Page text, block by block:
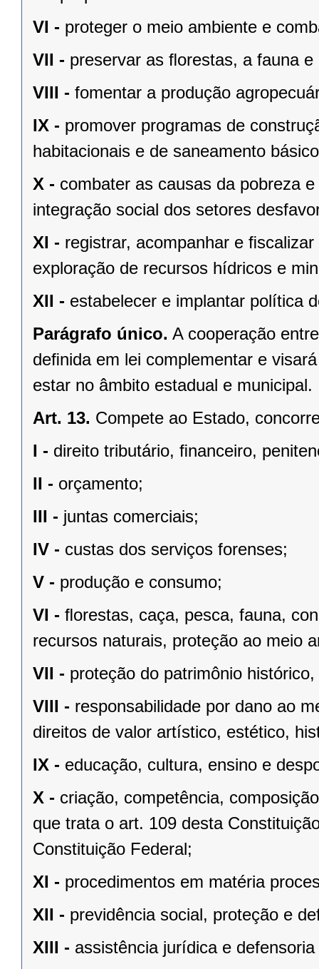
VI - proteger o meio ambiente e
VII - preservar as ﬂorestas, a fauna e
VIII - fomentar a produção
IX - promover programas de
habitacionais e de saneamento
X - combater as causas da pobreza
integração social dos setores
XI - registrar, acompanhar e
exploração de recursos hídricos e
XII - estabelecer e implantar política
Parágrafo único. A cooperação
deﬁnida em lei complementar e
estar no âmbito estadual e municipal.
Art. 13. Compete ao Estado,
I - direito tributário, ﬁnanceiro,
II - orçamento;
III - juntas comerciais;
IV - custas dos serviços forenses;
V - produção e consumo;
VI - ﬂorestas, caça, pesca, fauna,
recursos naturais, proteção ao meio
VII - proteção do patrimônio
VIII - responsabilidade por dano ao
direitos de valor artístico, estético,
IX - educação, cultura, ensino e
X - criação, competência,
que trata o art. 109 desta
Constituição Federal;
XI - procedimentos em matéria
XII - previdência social, proteção e
XIII - assistência jurídica e